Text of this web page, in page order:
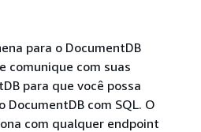
para o DocumentDB
comunique com suas
para que você possa
com SQL. O
com qualquer endpoint